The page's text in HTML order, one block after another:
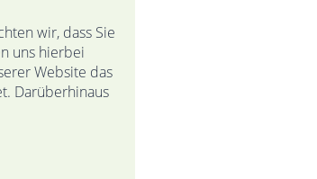
wir, dass Sie
uns hierbei
Website das
Darüberhinaus